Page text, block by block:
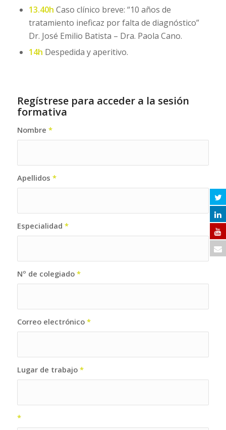
13.40h Caso clínico breve: “10 años de
tratamiento ineficaz por falta de diagnóstico”
Dr. José Emilio Batista – Dra. Paola Cano.
14h Despedida y aperitivo.
Regístrese para acceder a la sesión
formativa
Nombre *
Apellidos *
Especialidad *
Nº de colegiado *
Correo electrónico *
Lugar de trabajo *
*